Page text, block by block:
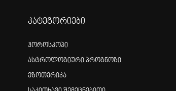
კატეგორიები
ჰოროსკოპი
ასტროლოგიური პროგნოზი
ეზოთერიკა